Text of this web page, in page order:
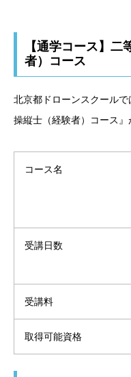
【通学コース】
者）コース
北京都ドローンスクール
操縦士（経験者）コース』
コース名
受講日数
受講料
取得可能資格